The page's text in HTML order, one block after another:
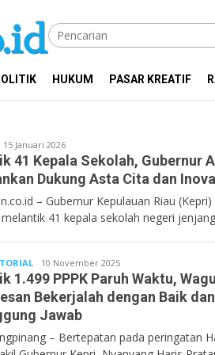
HUKUM PASAR KREATIF
Bentan.co.id
15 Januari 2026
41 Kepala Sekolah, Gubernur
Dukung Asta Cita dan
– Gubernur Kepulauan Riau
41 kepala sekolah negeri
Bentan.co.id
10 November 2025
1.499 PPPK Paruh Waktu,
Bekerjalah dengan Baik
Jawab
– Bertepatan pada peringatan